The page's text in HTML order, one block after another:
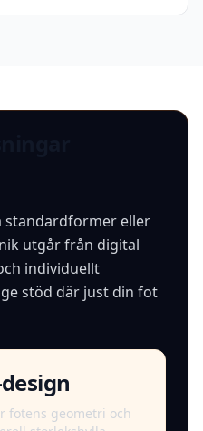
standardformer eller
utgår från digital
individuellt
stöd där just din fot
fotens geometri och